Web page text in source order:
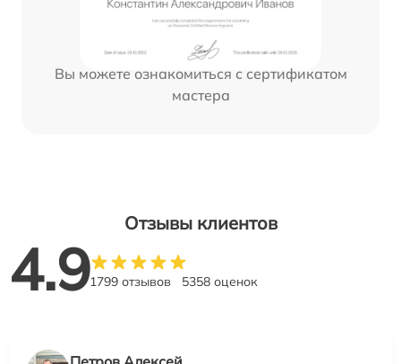
Вы можете ознакомиться с сертификатом
мастера
Отзывы клиентов
4.91799 отзывов 5358 оценок